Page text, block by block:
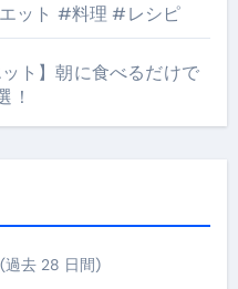
ット #料理 #レシピ
ト】朝に食べるだけで
！
過去 28 日間)